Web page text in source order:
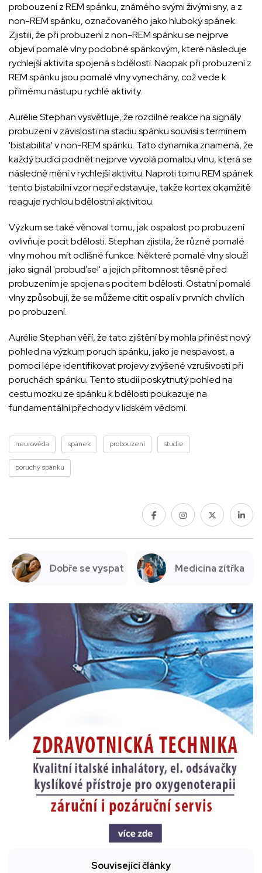
probouzení z REM spánku, známého svými živými sny, a z
non-REM spánku, označovaného jako hluboký spánek.
Zjistili, že při probuzení z non-REM spánku se nejprve
objeví pomalé vlny podobné spánkovým, které následuje
rychlejší aktivita spojená s bdělostí. Naopak při probuzení z
REM spánku jsou pomalé vlny vynechány, což vede k
přímému nástupu rychlé aktivity.
Aurélie Stephan vysvětluje, že rozdílné reakce na signály
probuzení v závislosti na stadiu spánku souvisí s termínem
'bistabilita' v non-REM spánku. Tato dynamika znamená, že
každý budící podnět nejprve vyvolá pomalou vlnu, která se
následně mění v rych­lejší aktivitu. Naproti tomu REM spánek
tento bistabilní vzor nepředstavuje, takže kortex okamžitě
reaguje rychlou bdělostní aktivitou.
Výzkum se také věnoval tomu, jak ospalost po probuzení
ovlivňuje pocit bdělosti. Stephan zjistila, že různé pomalé
vlny mohou mít odlišné funkce. Některé pomalé vlny slouží
jako signál 'probuď se!' a jejich přítomnost těsně před
probuzením je spojena s pocitem bdělosti. Ostatní pomalé
vlny způsobují, že se můžeme cítit ospalí v prvních chvílích
po probuzení.
Aurélie Stephan věří, že tato zjištění by mohla přinést nový
pohled na výzkum poruch spánku, jako je nespavost, a
pomoci lépe identifikovat projevy zvýšené vzrušivosti při
poruchách spánku. Tento studií poskytnutý pohled na
cestu mozku ze spánku k bdělosti poukazuje na
fundamentální přechody v lidském vědomí.
neurověda spánek probouzení studie
poruchy spánku
Dobře se vyspat Medicína zítřka
Související články